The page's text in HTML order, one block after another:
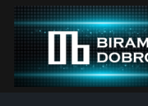
Skip
content